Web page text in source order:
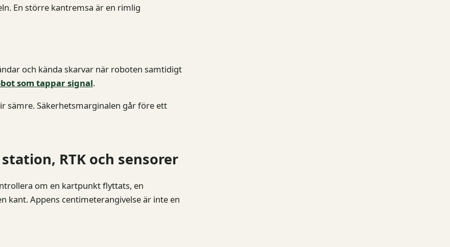
En större kantremsa är en rimlig
och kända skarvar när roboten samtidigt
som tappar signal.
sämre. Säkerhetsmarginalen går före ett
RTK och sensorer
om en kartpunkt flyttats, en
kant. Appens centimeterangivelse är inte en